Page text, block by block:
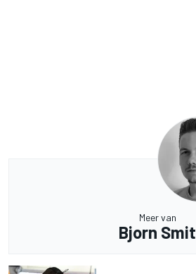
Meer van
Bjorn Smit